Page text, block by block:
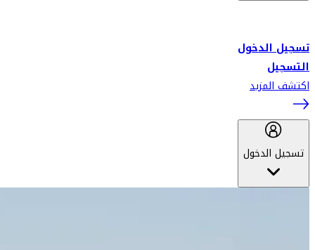
تسجيل الدخول
التسجيل
اكتشف المزيد
تسجيل الدخول